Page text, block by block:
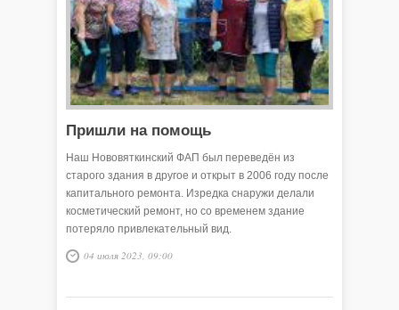
Пришли на помощь
Наш Нововяткинский ФАП был переведён из
старого здания в другое и открыт в 2006 году после
капитального ремонта. Изредка снаружи делали
косметический ремонт, но со временем здание
потеряло привлекательный вид.
04 июля 2023, 09:00